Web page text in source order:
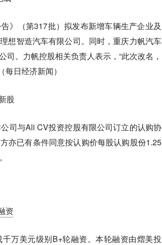
》（第317批）拟发布新增车辆生产企业及
想智造汽车有限公司。同时，重庆力帆汽车
。力帆控股相关负责人表示，“此次改名，
日经济新闻）
股
司与Ali CV投资控股有限公司订立的认购协
亦已有条件同意按认购价每股认购股份1.25
资
万美元级别B+轮融资。本轮融资由熠美投